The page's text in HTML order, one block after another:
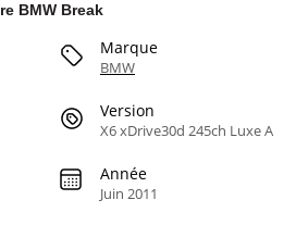
BMW Break
Marque
BMW
Version
X6 xDrive30d 245ch Luxe A
Année
Juin 2011